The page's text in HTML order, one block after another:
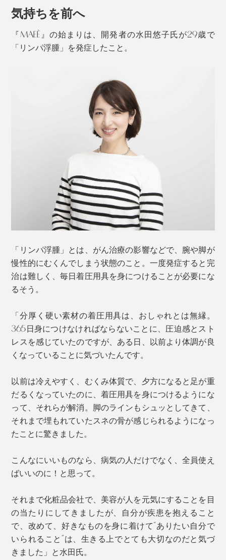
ど、ウキウキ感の伝わるレビューが届くそうです。
写真上左「ミディアムグレー」、上右「ダークグレー」、下左「ディープボルド
ー」、下右「ナチュラルブラウン」
男女問わず、合わせる服を選ばず、仕事の日も休日のお
出かけでも、ファッションアイテムとして身につけられ
ます。
写真は「ピュアブラック」
る「ミディアムグレー」に加え、ファッショナブルな6
色が仲間入りしました！
（Lサイズ（25-27cm）は「ピュアブラック」と「ダー
クグレー」のみ）。
気持ちを前へ
『MAEÉ』の始まりは、開発者の水田悠子氏が29歳で
「リンパ浮腫」を発症したこと。
「リンパ浮腫」とは、がん治療の影響などで、腕や脚が
慢性的にむくんでしまう状態のこと。一度発症すると完
治は難しく、毎日着圧用具を身につけることが必要にな
るそう。
「分厚く硬い素材の着圧用具は、おしゃれとは無縁。
365日身につけなければならないことに、圧迫感とスト
レスを感じていたのですが、ある日、以前より体調が良
くなっていることに気づいたんです。
以前は冷えやすく、むくみ体質で、夕方になると足が重
だるくなっていたのに、着圧用具を身につけるようにな
って、それらが解消。脚のラインもシュッとしてきて、
それまで埋もれていたスネの骨が感じられるようになっ
たことに驚きました。
こんなにいいものなら、病気の人だけでなく、全員使え
ばいいのに！と思って。
それまで化粧品会社で、美容が人を元気にすることを目
の当たりにしてきましたが、自分が疾患を抱えること
で、改めて、好きなものを身に着けて“ありたい自分で
いられること”は、生きる上でとても大切なのだと気づ
きました」と水田氏。